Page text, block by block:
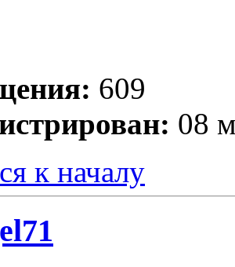
609
08
к началу